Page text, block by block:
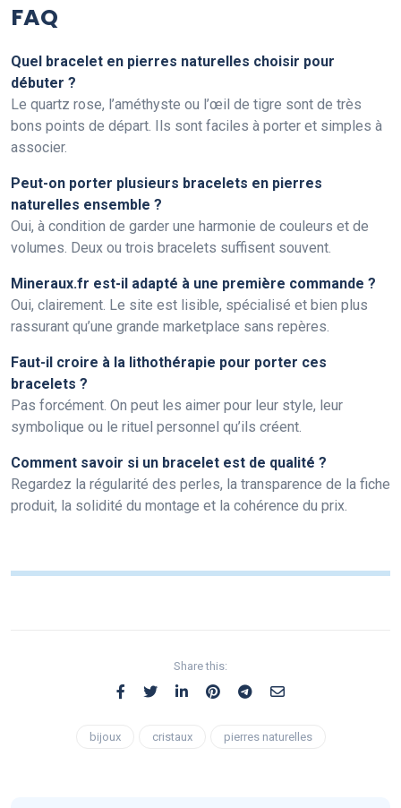
FAQ
Quel bracelet en pierres naturelles choisir pour
débuter ?
Le quartz rose, l’améthyste ou l’œil de tigre sont de très
bons points de départ. Ils sont faciles à porter et simples à
associer.
Peut-on porter plusieurs bracelets en pierres
naturelles ensemble ?
Oui, à condition de garder une harmonie de couleurs et de
volumes. Deux ou trois bracelets suffisent souvent.
Mineraux.fr est-il adapté à une première commande ?
Oui, clairement. Le site est lisible, spécialisé et bien plus
rassurant qu’une grande marketplace sans repères.
Faut-il croire à la lithothérapie pour porter ces
bracelets ?
Pas forcément. On peut les aimer pour leur style, leur
symbolique ou le rituel personnel qu’ils créent.
Comment savoir si un bracelet est de qualité ?
Regardez la régularité des perles, la transparence de la fiche
produit, la solidité du montage et la cohérence du prix.
Share this:
bijoux cristaux pierres naturelles